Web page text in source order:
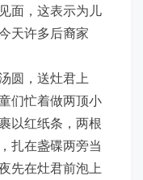
面，这表示为儿
天许多后裔家
圆，送灶君上
们忙着做两顶小
以红纸条，两根
扎在盏碟两旁当
先在灶君前泡上